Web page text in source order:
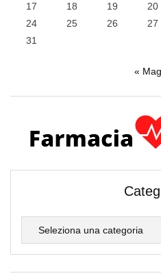
17
18 19 20
24
25 26 27
31
« Mag